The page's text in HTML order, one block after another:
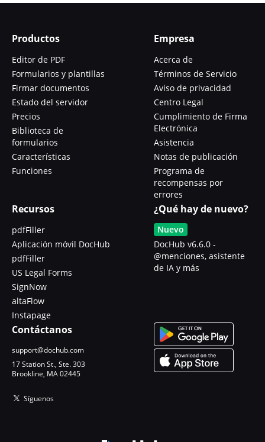
Productos
Editor de PDF
Formularios y plantillas
Firmar documentos
Estado del servidor
Precios
Biblioteca de
formularios
Características
Funciones
Empresa
Acerca de
Términos de Servicio
Aviso de privacidad
Centro Legal
Cumplimiento de Firma
Electrónica
Asistencia
Notas de publicación
Programa de
recompensas por
errores
Recursos
pdfFiller
Aplicación móvil DocHub
pdfFiller
US Legal Forms
SignNow
altaFlow
Instapage
¿Qué hay de nuevo?
Nuevo
DocHub v6.6.0 -
@menciones, asistente
de IA y más
Contáctanos
support@dochub.com
17 Station St., Ste. 303
Brookline, MA 02445
Síguenos